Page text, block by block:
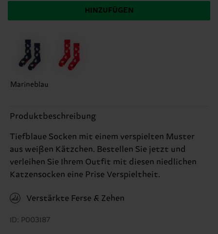
HINZUFÜGEN
Marineblau
Produktbeschreibung
Tiefblaue Socken mit einem verspielten Muster
aus weißen Kätzchen. Bestellen Sie jetzt und
verleihen Sie Ihrem Outfit mit diesen niedlichen
Katzensocken eine Prise Verspieltheit.
Verstärkte Ferse & Zehen
ID: P003187